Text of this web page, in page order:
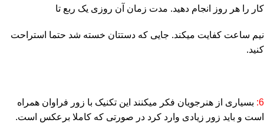
کار را هر روز انجام دهید. مدت زمان آن روزی یک ربع تا
نیم ساعت کفایت میکند. جایی که دستتان خسته شد حتما استراحت
کنید.
6: بسیاری از هنرجویان فکر میکنند این تکنیک با زور فراوان همراه
است و باید زور زیادی وارد کرد در صورتی که کاملا برعکس است.